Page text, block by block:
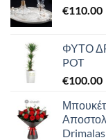
€110.00
ΦΥΤΟ
POT
€100.00